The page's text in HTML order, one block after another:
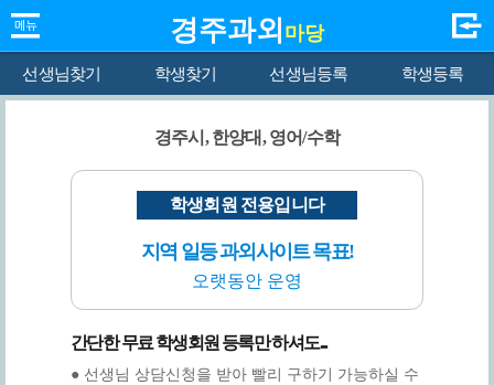
경주과외 마당
선생님찾기 학생찾기 선생님등록 학생등록
경주시, 한양대, 영어/수학
학생회원 전용입니다
지역 일등 과외사이트 목표!
오랫동안 운영
간단한 무료 학생회원 등록만 하셔도...
● 선생님 상담신청을 받아 빨리 구하기 가능하실 수